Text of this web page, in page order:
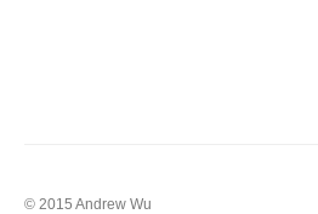
© 2015 Andrew Wu